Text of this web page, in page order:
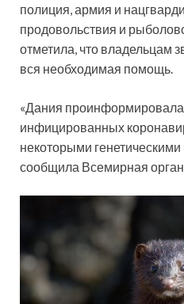
полиция, армия и
продовольствия и
отметила, что владельцам
вся необходимая помощь.
«Дания
инфицированных
некоторыми
сообщила Всемирная